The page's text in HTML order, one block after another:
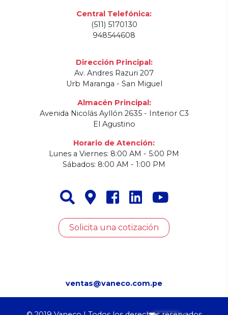
Central Telefónica:
(511) 5170130
948544608
Dirección Principal:
Av. Andres Razuri 207
Urb Maranga - San Miguel
Almacén Principal:
Avenida Nicolás Ayllón 2635 - Interior C3
El Agustino
Horario de Atención:
Lunes a Viernes: 8:00 AM - 5:00 PM
Sábados: 8:00 AM - 1:00 PM
Solicita una cotización
ventas@vaneco.com.pe